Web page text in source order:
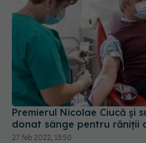
Premierul Nicolae Ciucă și
donat sânge pentru răniții
27 feb 2022, 13:50